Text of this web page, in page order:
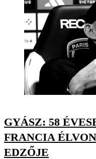
GYÁSZ: 58
FRANCIA
EDZŐJE